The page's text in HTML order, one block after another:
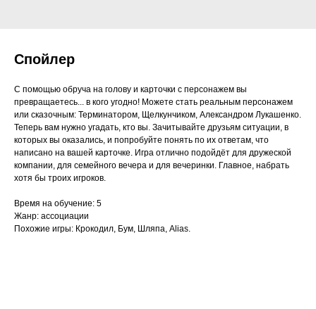
Спойлер
С помощью обруча на голову и карточки с персонажем вы
превращаетесь... в кого угодно! Можете стать реальным персонажем
или сказочным: Терминатором, Щелкунчиком, Александром Лукашенко.
Теперь вам нужно угадать, кто вы. Зачитывайте друзьям ситуации, в
которых вы оказались, и попробуйте понять по их ответам, что
написано на вашей карточке. Игра отлично подойдёт для дружеской
компании, для семейного вечера и для вечеринки. Главное, набрать
хотя бы троих игроков.
Время на обучение: 5
Жанр: ассоциации
Похожие игры: Крокодил, Бум, Шляпа, Alias.